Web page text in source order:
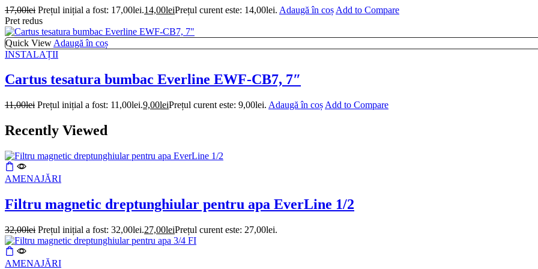
17,00lei Prețul inițial a fost: 17,00lei.14,00leiPrețul curent este: 14,00lei. Adaugă în coș Add to Compare
Pret redus
Quick View Adaugă în coș
INSTALAȚII
Cartus tesatura bumbac Everline EWF-CB7, 7″
11,00lei Prețul inițial a fost: 11,00lei.9,00leiPrețul curent este: 9,00lei. Adaugă în coș Add to Compare
Recently Viewed
AMENAJĂRI
Filtru magnetic dreptunghiular pentru apa EverLine 1/2
32,00lei Prețul inițial a fost: 32,00lei.27,00leiPrețul curent este: 27,00lei.
AMENAJĂRI